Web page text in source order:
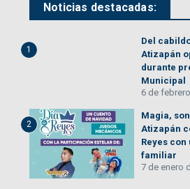
Noticias destacadas:
1
Del
Atizapán
durante
Municipal
6 de
2
Magia,
Atizapán
Reyes con
familiar
7 de enero